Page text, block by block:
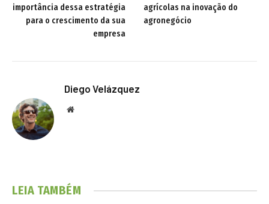
importância dessa estratégia
para o crescimento da sua
empresa
agrícolas na inovação do
agronegócio
Diego Velázquez
Website
LEIA TAMBÉM